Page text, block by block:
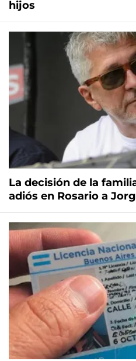
hijos
La decisión de la
adiós en Rosario a